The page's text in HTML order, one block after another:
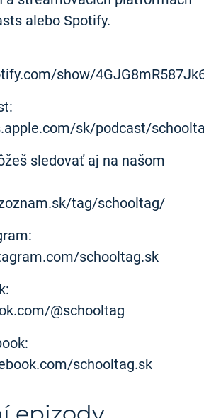
alebo Spotify.
show/
sk/podcast/
sledovať aj na našom
tag/schooltag/
schooltag.sk
@schooltag
schooltag.sk